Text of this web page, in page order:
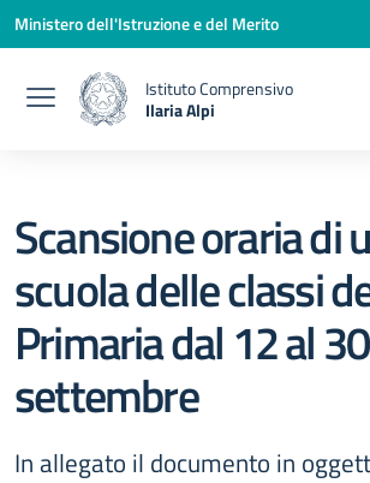
Vai ai contenuti
Vai al menu di navigazione
Vai al footer
Ministero dell'Istruzione e del Merito
Istituto Comprensivo
Ilaria Alpi
Scansione oraria di
scuola delle classi
Primaria dal 12 al 30
settembre
In allegato il documento in